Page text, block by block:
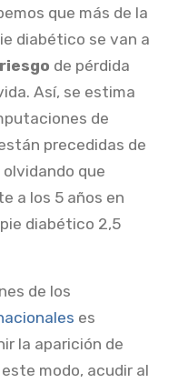
que más de la
diabético se van a
riesgo de pérdida
Así, se estima
de
precedidas de
que
a los 5 años en
diabético 2,5
de los
es
la aparición de
modo, acudir al